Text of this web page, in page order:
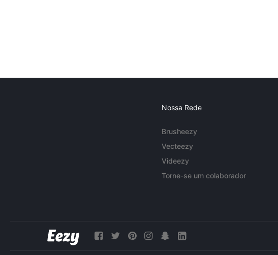
Nossa Rede
Brusheezy
Vecteezy
Videezy
Torne-se um colaborador